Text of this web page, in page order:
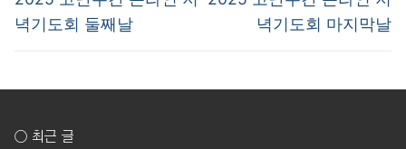
색
post:
녁기도회 둘째날
녁기도회 마지막날
○ 최근 글